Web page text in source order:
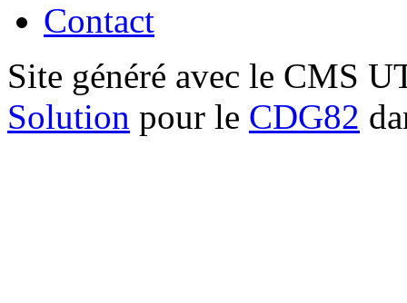
Contact
Site généré avec le CMS
Solution pour le CDG82